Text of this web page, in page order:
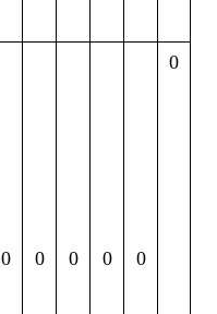
0 0 0 0 0
0